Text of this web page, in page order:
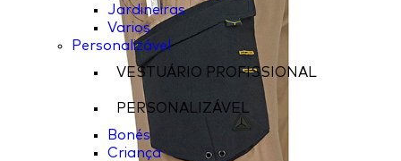
Jardineiras
Varios
Personalizável
VESTUÁRIO PROFISSIONAL
PERSONALIZÁVEL
Bonés
Criança